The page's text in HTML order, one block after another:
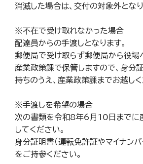
消滅した場合は、交付の対象外となり
※不在で受け取れなかった場合
配達員からの手渡しとなります。
郵便局で受け取らず郵便局から役場
産業政策課で保管しますので、身分
持ちのうえ、産業政策課までお越しく
※手渡しを希望の場合
次の書類を令和8年6月10日までに
してください。
身分証明書（運転免許証やマイナンバ
をご持参ください。